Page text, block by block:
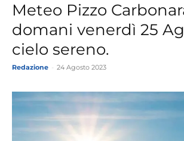
Meteo Pizzo
domani venerdì 25
cielo sereno.
Redazione 24 Agosto 2023